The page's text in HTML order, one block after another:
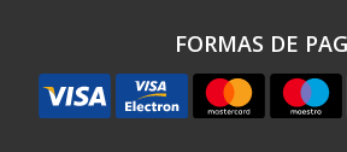
FORMAS DE